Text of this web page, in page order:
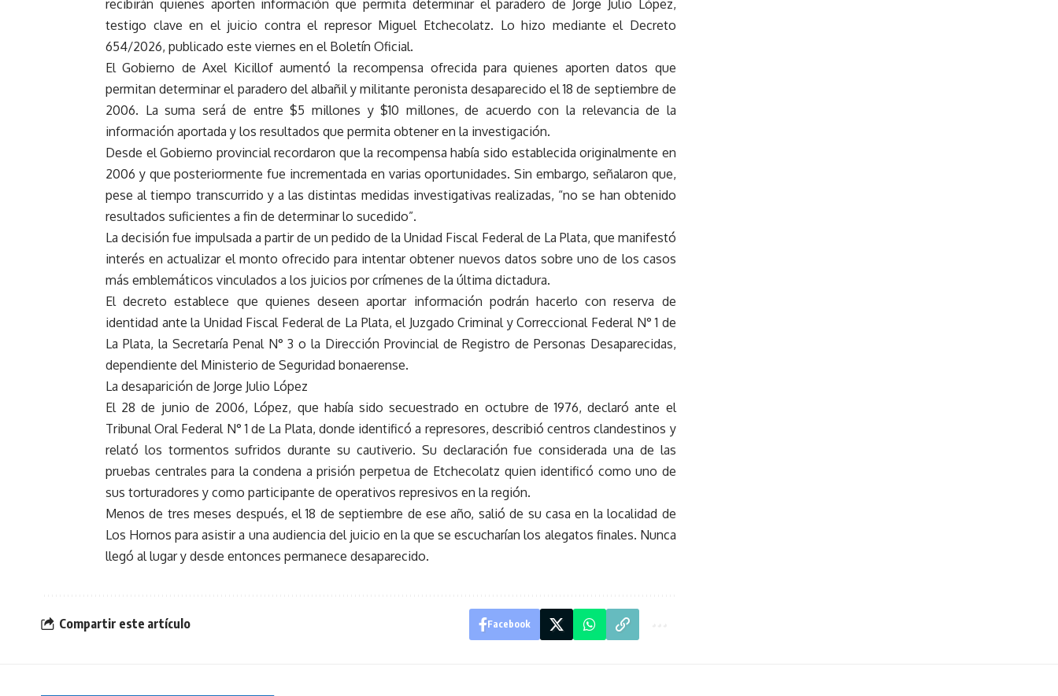
recibirán quienes aporten información que permita determinar el paradero de Jorge Julio López,
testigo clave en el juicio contra el represor Miguel Etchecolatz. Lo hizo mediante el Decreto
654/2026, publicado este viernes en el Boletín Oficial.
El Gobierno de Axel Kicillof aumentó la recompensa ofrecida para quienes aporten datos que
permitan determinar el paradero del albañil y militante peronista desaparecido el 18 de septiembre de
2006. La suma será de entre $5 millones y $10 millones, de acuerdo con la relevancia de la
información aportada y los resultados que permita obtener en la investigación.
Desde el Gobierno provincial recordaron que la recompensa había sido establecida originalmente en
2006 y que posteriormente fue incrementada en varias oportunidades. Sin embargo, señalaron que,
pese al tiempo transcurrido y a las distintas medidas investigativas realizadas, “no se han obtenido
resultados suficientes a fin de determinar lo sucedido”.
La decisión fue impulsada a partir de un pedido de la Unidad Fiscal Federal de La Plata, que manifestó
interés en actualizar el monto ofrecido para intentar obtener nuevos datos sobre uno de los casos
más emblemáticos vinculados a los juicios por crímenes de la última dictadura.
El decreto establece que quienes deseen aportar información podrán hacerlo con reserva de
identidad ante la Unidad Fiscal Federal de La Plata, el Juzgado Criminal y Correccional Federal N° 1 de
La Plata, la Secretaría Penal N° 3 o la Dirección Provincial de Registro de Personas Desaparecidas,
dependiente del Ministerio de Seguridad bonaerense.
La desaparición de Jorge Julio López
El 28 de junio de 2006, López, que había sido secuestrado en octubre de 1976, declaró ante el
Tribunal Oral Federal N° 1 de La Plata, donde identificó a represores, describió centros clandestinos y
relató los tormentos sufridos durante su cautiverio. Su declaración fue considerada una de las
pruebas centrales para la condena a prisión perpetua de Etchecolatz quien identificó como uno de
sus torturadores y como participante de operativos represivos en la región.
Menos de tres meses después, el 18 de septiembre de ese año, salió de su casa en la localidad de
Los Hornos para asistir a una audiencia del juicio en la que se escucharían los alegatos finales. Nunca
llegó al lugar y desde entonces permanece desaparecido.
Compartir este artículo Facebook